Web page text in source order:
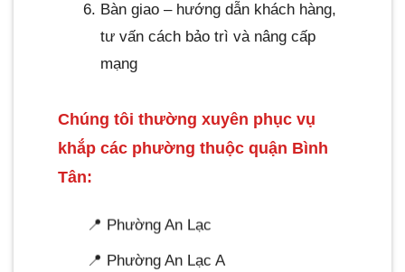
Bàn giao – hướng dẫn khách hàng,
tư vấn cách bảo trì và nâng cấp
mạng
Chúng tôi thường xuyên phục vụ
khắp các phường thuộc quận Bình
Tân:
📍 Phường An Lạc
📍 Phường An Lạc A